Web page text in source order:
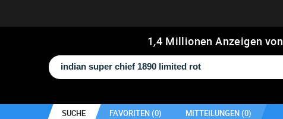
1,4 Millionen Anzeigen von
SUCHE FAVORITEN (0) MITTEILUNGEN (0)